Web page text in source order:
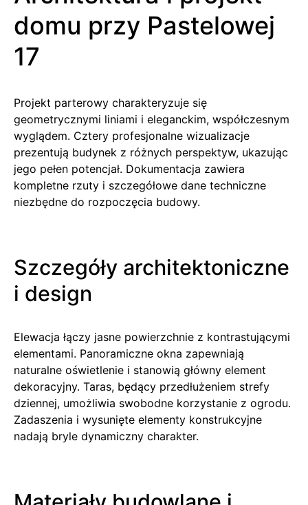
domu przy Pastelowej
17
Projekt parterowy charakteryzuje się
geometrycznymi liniami i eleganckim, współczesnym
wyglądem. Cztery profesjonalne wizualizacje
prezentują budynek z różnych perspektyw, ukazując
jego pełen potencjał. Dokumentacja zawiera
kompletne rzuty i szczegółowe dane techniczne
niezbędne do rozpoczęcia budowy.
Szczegóły architektoniczne
i design
Elewacja łączy jasne powierzchnie z kontrastującymi
elementami. Panoramiczne okna zapewniają
naturalne oświetlenie i stanowią główny element
dekoracyjny. Taras, będący przedłużeniem strefy
dziennej, umożliwia swobodne korzystanie z ogrodu.
Zadaszenia i wysunięte elementy konstrukcyjne
nadają bryle dynamiczny charakter.